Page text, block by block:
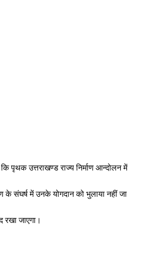
पृथक उत्तराखण्ड राज्य निर्माण आन्दोलन में
के संघर्ष में उनके योगदान को भुलाया नहीं जा
जाएगा।